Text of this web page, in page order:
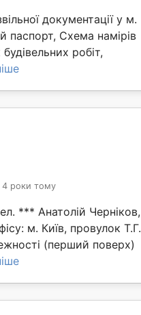
документації у м.
паспорт, Схема намірів
робіт,
4 роки тому
*** Анатолій Черніков,
м. Київ, провулок Т.Г.
(перший поверх)